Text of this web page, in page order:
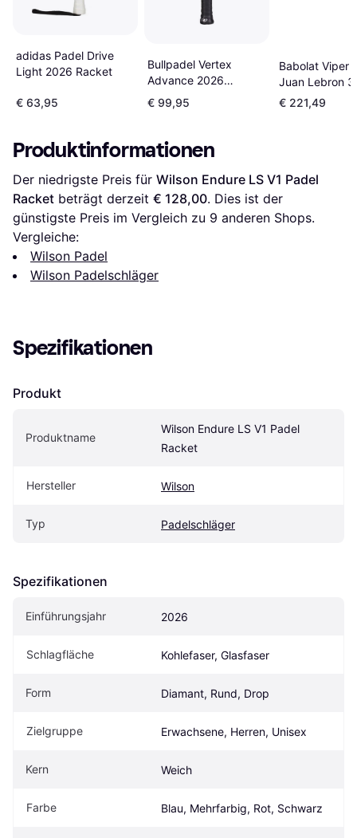
adidas Padel Drive
Light 2026 Racket
€ 63,95
Bullpadel Vertex
Advance 2026
Padelschläger
Anthrazit
€ 99,95
Babolat Viper
Juan Lebron
Padelracket
€ 221,49
Produktinformationen
Der niedrigste Preis für Wilson Endure LS V1 Padel
Racket beträgt derzeit € 128,00. Dies ist der
günstigste Preis im Vergleich zu 9 anderen Shops.
Vergleiche:
Wilson Padel
Wilson Padelschläger
Spezifikationen
Produkt
Produktname
Wilson Endure LS V1 Padel
Racket
Hersteller Wilson
Typ Padelschläger
Spezifikationen
Einführungsjahr 2026
Schlagfläche Kohlefaser, Glasfaser
Form Diamant, Rund, Drop
Zielgruppe Erwachsene, Herren, Unisex
Kern Weich
Farbe Blau, Mehrfarbig, Rot, Schwarz